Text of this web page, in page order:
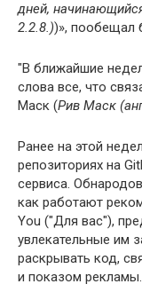
дней,
2.2.8.))», пообещал
"В ближайшие
слова все, что
Маск (Рив Маск
Ранее на этой
репозиториях на
сервиса.
как работают
You ("Для вас"),
увлекательные им
раскрывать код,
и показом рекламы.